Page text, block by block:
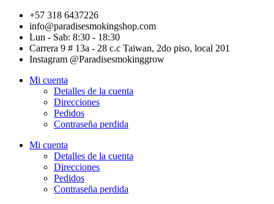
contenido
+57 318 6437226
info@paradisesmokingshop.com
Lun - Sab: 8:30 - 18:30
Carrera 9 # 13a - 28 c.c Taiwan, 2do piso, local 201
Instagram @Paradisesmokinggrow
Mi cuenta
Detalles de la cuenta
Direcciones
Pedidos
Contraseña perdida
Mi cuenta
Detalles de la cuenta
Direcciones
Pedidos
Contraseña perdida